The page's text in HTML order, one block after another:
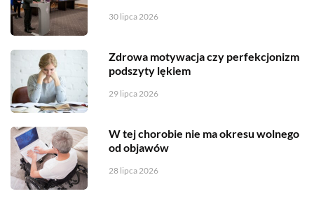
30 lipca 2026
Zdrowa motywacja czy perfekcjonizm
podszyty lękiem
29 lipca 2026
W tej chorobie nie ma okresu wolnego
od objawów
28 lipca 2026